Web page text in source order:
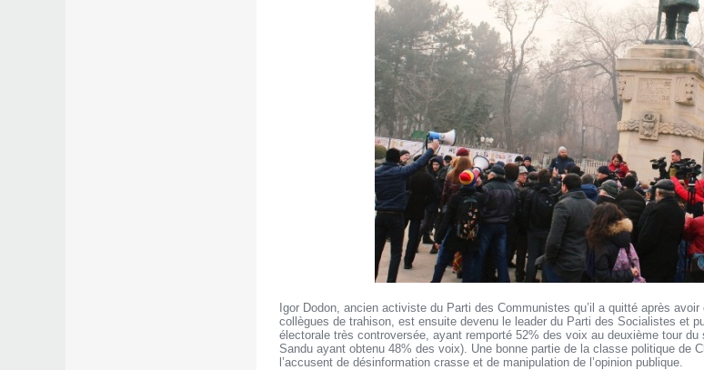
Igor Dodon, ancien activiste du Parti des Communistes qu’il a quitté après
collègues de trahison, est ensuite devenu le leader du Parti des Socialistes et
électorale très controversée, ayant remporté 52% des voix au deuxième tour
Sandu ayant obtenu 48% des voix). Une bonne partie de la classe politique de
l’accusent de désinformation crasse et de manipulation de l’opinion publique.